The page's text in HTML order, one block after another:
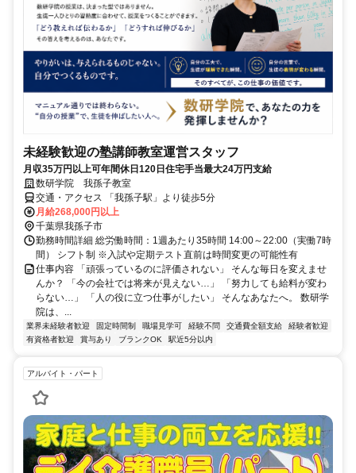
未経験歓迎の塾講師教室運営スタッフ
月収35万円以上可年間休日120日住宅手当最大24万円支給
数研学院 我孫子教室
交通・アクセス 「我孫子駅」より徒歩5分
月給268,000円以上
千葉県我孫子市
勤務時間詳細 総労働時間：1週あたり35時間 14:00～22:00（実働7時
間） シフト制 ※入試や定期テスト直前は時間変更の可能性有
仕事内容 「頑張っているのに評価されない」 そんな毎日を変えませ
んか？ 「今の会社では将来が見えない…」 「努力しても給料が変わ
らない…」 「人の役に立つ仕事がしたい」 そんなあなたへ。 数研学
院は、...
業界未経験者歓迎 固定時間制 職場見学可 経験不問 交通費全額支給
経験者歓迎
有資格者歓迎
賞与あり ブランクOK 駅近5分以内
アルバイト・パート